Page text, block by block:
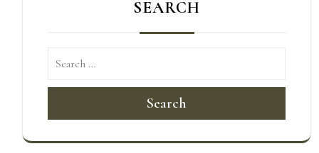
SEARCH
Search